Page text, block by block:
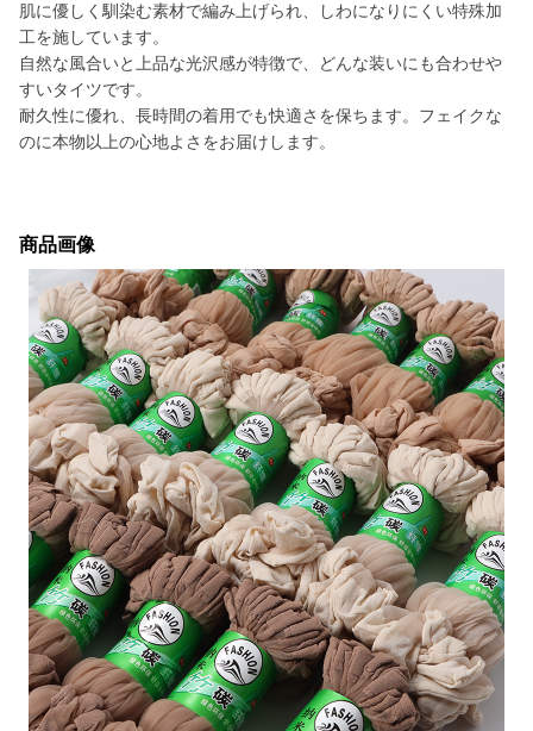
肌に優しく馴染む素材で編み上げられ、しわになりにくい特殊加
工を施しています。
自然な風合いと上品な光沢感が特徴で、どんな装いにも合わせや
すいタイツです。
耐久性に優れ、長時間の着用でも快適さを保ちます。フェイクな
のに本物以上の心地よさをお届けします。
商品画像